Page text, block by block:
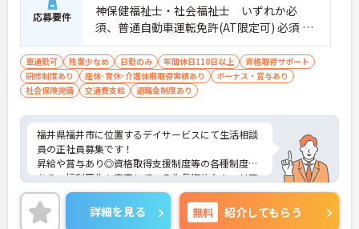
応募要件
神保健福祉士・社会福祉士 いずれか必
須、普通自動車運転免許(AT限定可) 必須 ＜
経験＞不問
車通勤可 残業少なめ 日勤のみ 年間休日110日以上
資格取得サポート
研修制度あり
産休･育休･介護休暇取得実績あり
ボーナス・賞与あり
社会保険完備
交通費支給 退職金制度あり
福井県福井市に位置するデイサービスにて生活相談
員の正社員募集です！
昇給や賞与あり◎資格取得支援制度等の各種制度が
あり、福利厚生も充実している為長期的なキャリア
プランを描くことができます。
ご興味ある方は面接ポイントをお伝えしますので、
お気軽にお問い合わせください♪
詳細を見る 無料 紹介してもらう